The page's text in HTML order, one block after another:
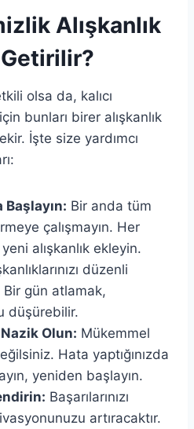
Alışkanlık
olsa da, kalıcı
bunları birer alışkanlık
İşte size yardımcı
Başlayın: Bir anda tüm
çalışmayın. Her
alışkanlık ekleyin.
düzenli
Bir gün atlamak,
düşürebilir.
Olun: Mükemmel
Hata yaptığınızda
yeniden başlayın.
Başarılarınızı
artıracaktır.